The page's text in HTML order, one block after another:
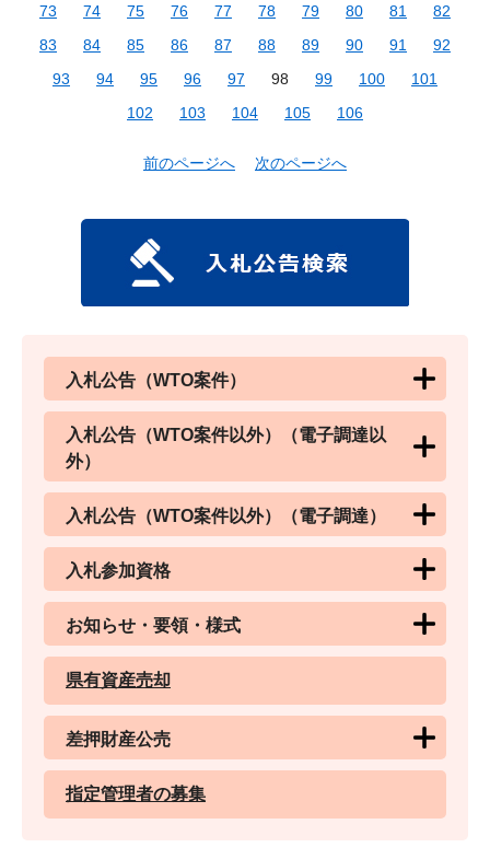
73
74 75 76 77 78 79 80 81
82
83
84 85 86 87 88 89 90 91
92
93
94 95 96 97 98 99 100
101
102
103 104 105 106
前のページへ 次のページへ
入札公告（WTO案件）
入札公告（WTO案件以外）（電子調達以
外）
入札公告（WTO案件以外）（電子調達）
入札参加資格
お知らせ・要領・様式
県有資産売却
差押財産公売
指定管理者の募集